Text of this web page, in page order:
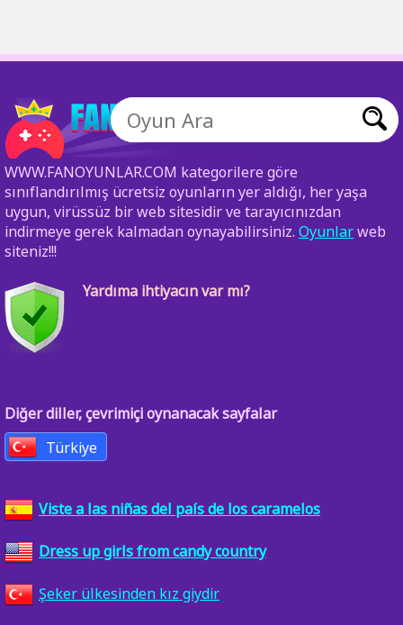
WWW.FANOYUNLAR.COM kategorilere göre
sınıflandırılmış ücretsiz oyunların yer aldığı, her yaşa
uygun, virüssüz bir web sitesidir ve tarayıcınızdan
indirmeye gerek kalmadan oynayabilirsiniz. Oyunlarweb
siteniz!!!
Yardıma ihtiyacın var mı?
Diğer diller, çevrimiçi oynanacak sayfalar
Türkiye
Viste a las niñas del país de los caramelos
Dress up girls from candy country
Şeker ülkesinden kız giydir